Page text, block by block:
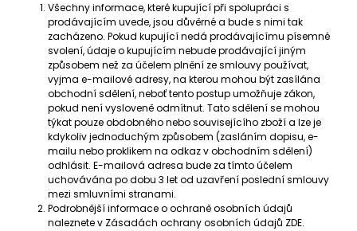
Všechny informace, které kupující při spolupráci s
prodávajícím uvede, jsou důvěrné a bude s nimi tak
zacházeno. Pokud kupující nedá prodávajícímu písemné
svolení, údaje o kupujícím nebude prodávající jiným
způsobem než za účelem plnění ze smlouvy používat,
vyjma e-mailové adresy, na kterou mohou být zasílána
obchodní sdělení, neboť tento postup umožňuje zákon,
pokud není vysloveně odmítnut. Tato sdělení se mohou
týkat pouze obdobného nebo souvisejícího zboží a lze je
kdykoliv jednoduchým způsobem (zasláním dopisu, e-
mailu nebo proklikem na odkaz v obchodním sdělení)
odhlásit. E-mailová adresa bude za tímto účelem
uchovávána po dobu 3 let od uzavření poslední smlouvy
mezi smluvními stranami.
Podrobnější informace o ochraně osobních údajů
naleznete v Zásadách ochrany osobních údajů ZDE.